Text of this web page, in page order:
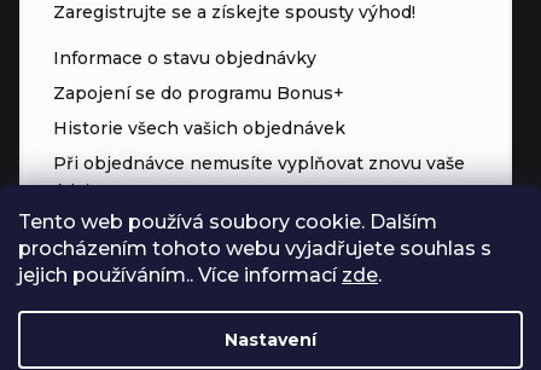
Tento web používá soubory cookie. Dalším
procházením tohoto webu vyjadřujete souhlas s
jejich používáním.. Více informací zde.
Nastavení
Zaregistrujte se a získejte spousty výhod!
Informace o stavu objednávky
Zapojení se do programu Bonus+
Historie všech vašich objednávek
Při objednávce nemusíte vyplňovat znovu vaše
údaje
Přednostní přístup ke slevám
Body za každý nákup